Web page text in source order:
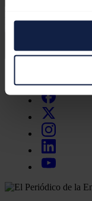
Identificar
específicas
Obtenga más
preferencias en la
momento en la
Las cookies de
funciones de
uso que haga
quienes pueden
recopilado a partir
privacidad
Enviar comentario